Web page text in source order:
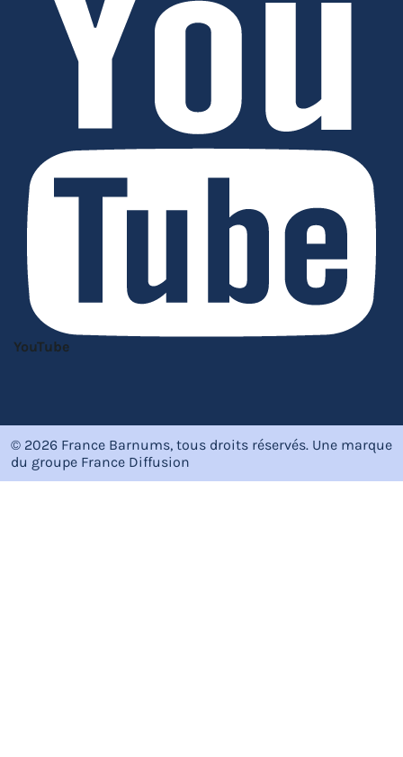
YouTube
© 2026 France Barnums, tous droits réservés. Une marque
du groupe France Diffusion